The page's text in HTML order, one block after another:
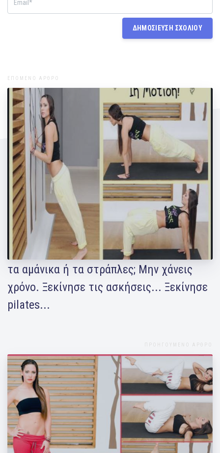
ΕΠΟΜΕΝΟ ΑΡΘΡΟ
Νιώθεις ότι τα μπρατσάκια σου δεν είναι
όσο ωραία θα ήθελες; Νιώθεις άβολα με
τα αμάνικα ή τα στράπλες; Μην χάνεις
χρόνο. Ξεκίνησε τις ασκήσεις... Ξεκίνησε
pilates...
ΠΡΟΗΓΟΥΜΕΝΟ ΑΡΘΡΟ